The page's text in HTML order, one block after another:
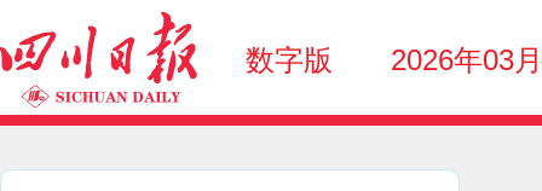
数字版 2026年03